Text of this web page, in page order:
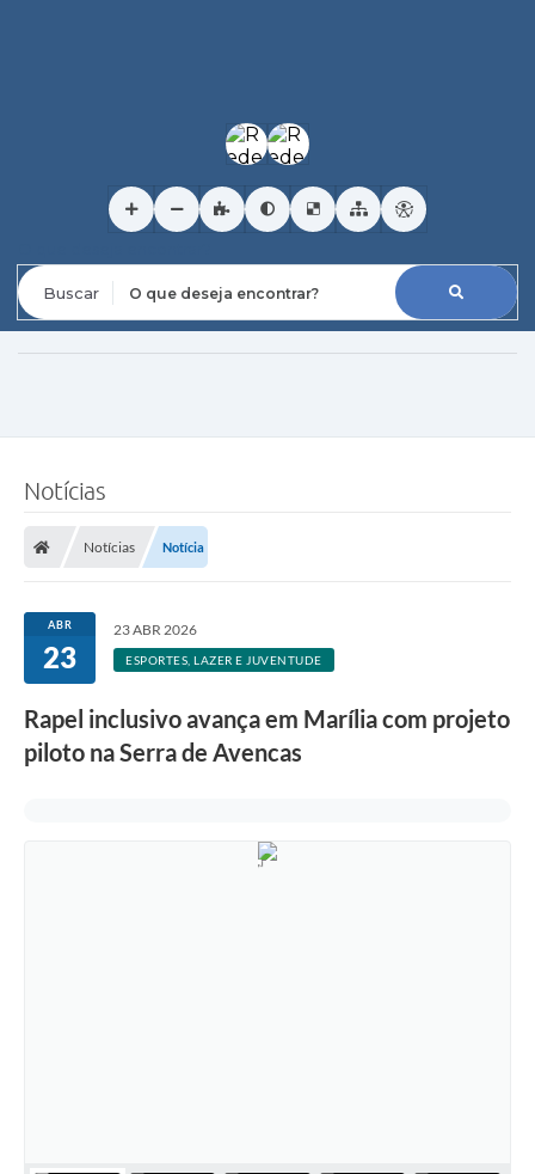
Notícias
Notícias Notícia
ABR
23
23 ABR 2026
ESPORTES, LAZER E JUVENTUDE
Rapel inclusivo avança em Marília com projeto
piloto na Serra de Avencas